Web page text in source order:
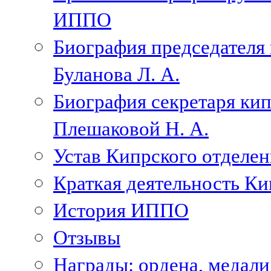
ИППО
Биография
Буланова Л. А.
Биография секретаря
Плешаковой Н. А.
Устав Кипрского
Краткая деятельность
История ИППО
Отзывы
Награды: ордена,